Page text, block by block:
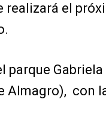
el
parque
Almagro), con